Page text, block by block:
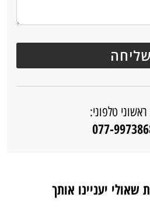
ראשוני טלפוני:
שאולי יעניינו אותך